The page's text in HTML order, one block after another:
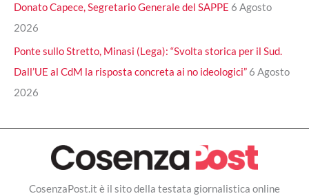
Donato Capece, Segretario Generale del SAPPE 6 Agosto
2026
Ponte sullo Stretto, Minasi (Lega): “Svolta storica per il Sud.
Dall’UE al CdM la risposta concreta ai no ideologici” 6 Agosto
2026
CosenzaPost.it è il sito della testata giornalistica online